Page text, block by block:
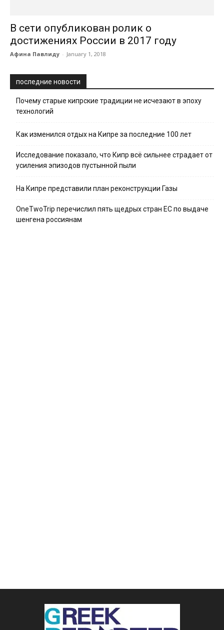
В сети опубликован ролик о
достижениях России в 2017 году
Афина Павлиду - January 1, 2018
последние новости
Почему старые кипрские традиции не исчезают в эпоху
технологий
Как изменился отдых на Кипре за последние 100 лет
Исследование показало, что Кипр всё сильнее страдает от
усиления эпизодов пустынной пыли
На Кипре представили план реконструкции Газы
OneTwoTrip перечислил пять щедрых стран ЕС по выдаче
шенгена россиянам